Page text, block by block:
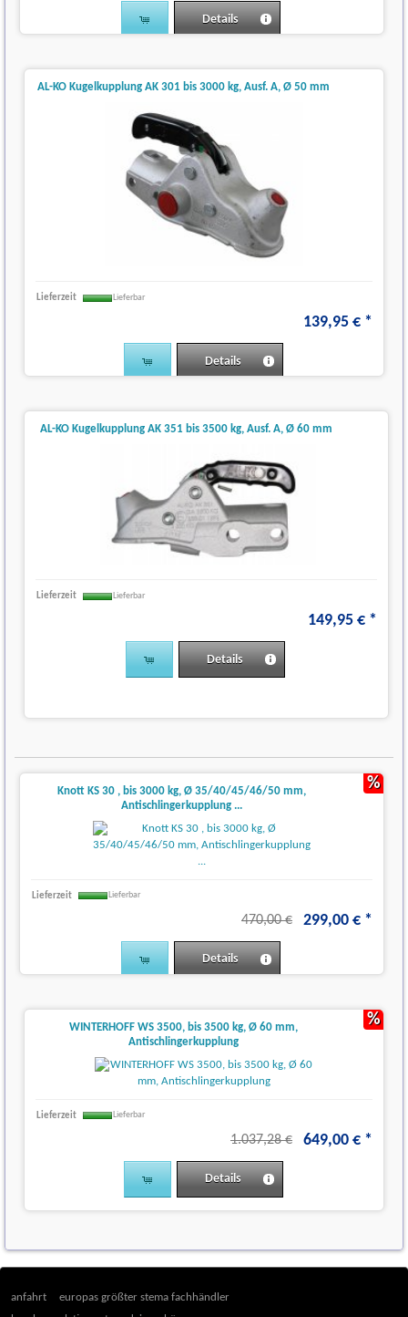
Details
AL-KO Kugelkupplung AK 301 bis 3000 kg, Ausf. A, Ø 50 mm
Lieferzeit Lieferbar
139,95 € *
Details
AL-KO Kugelkupplung AK 351 bis 3500 kg, Ausf. A, Ø 60 mm
Lieferzeit Lieferbar
149,95 € *
Details
Knott KS 30 , bis 3000 kg, Ø 35/40/45/46/50 mm,
Antischlingerkupplung ...
Lieferzeit Lieferbar
470,00 € 299,00 € *
Details
%
WINTERHOFF WS 3500, bis 3500 kg, Ø 60 mm,
Antischlingerkupplung
Lieferzeit Lieferbar
1.037,28 € 649,00 € *
Details
%
anfahrt
europas größter stema fachhändler